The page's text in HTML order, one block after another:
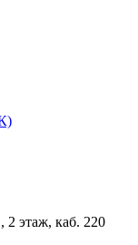
2 этаж, каб. 220